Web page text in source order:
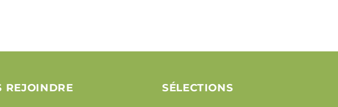
REJOINDRE SÉLECTIONS